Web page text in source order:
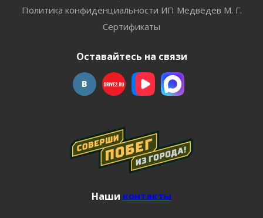
Политика конфиденциальности ИП Медведев М. Г.
Сертификаты
Оставайтесь на связи
Наши контакты